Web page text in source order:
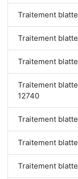
Traitement
Traitement
Traitement
Traitement
12740
Traitement
Traitement
Traitement